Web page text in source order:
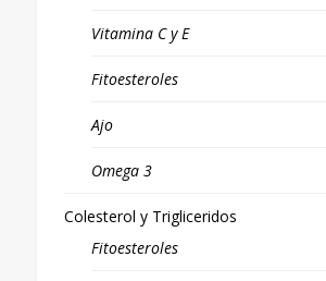
Vitamina C y E
Fitoesteroles
Ajo
Omega 3
Colesterol y Trigliceridos
Fitoesteroles